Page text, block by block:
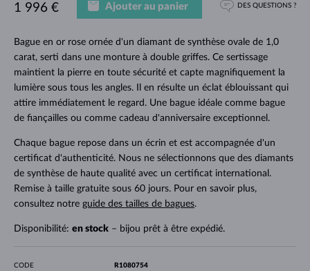
Bague en or rose ornée d'un diamant de synthèse ovale de 1,0
carat, serti dans une monture à double griffes. Ce sertissage
maintient la pierre en toute sécurité et capte magnifiquement la
lumière sous tous les angles. Il en résulte un éclat éblouissant qui
attire immédiatement le regard. Une bague idéale comme bague
de fiançailles ou comme cadeau d'anniversaire exceptionnel.
Chaque bague repose dans un écrin et est accompagnée d'un
certificat d'authenticité. Nous ne sélectionnons que des diamants
de synthèse de haute qualité avec un certificat international.
Remise à taille gratuite sous 60 jours. Pour en savoir plus,
consultez notre guide des tailles de bagues.
Disponibilité: en stock– bijou prêt à être expédié.
1 996 € Ajouter au panier DES QUESTIONS ?
CODE R1080754